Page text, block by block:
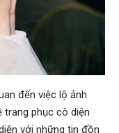
đến việc lộ ảnh
trang phục cô diện
với những tin đồn